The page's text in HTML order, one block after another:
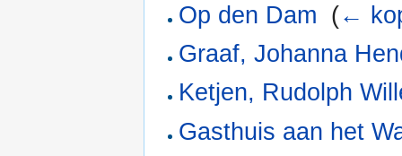
Op den Dam (←
Graaf, Johanna
Ketjen, Rudolph
Gasthuis aan het